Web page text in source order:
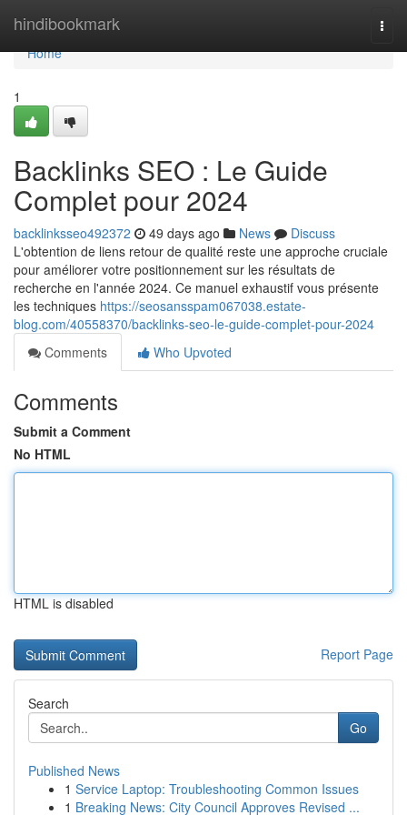
hindibookmark
Home
Home
1
Backlinks SEO : Le Guide
Complet pour 2024
backlinksseo492372 49 days ago News
Discuss
L'obtention de liens retour de qualité reste une approche cruciale
pour améliorer votre positionnement sur les résultats de
recherche en l'année 2024. Ce manuel exhaustif vous présente
les techniques https://seosansspam067038.estate-
blog.com/40558370/backlinks-seo-le-guide-complet-pour-2024
Comments
Who Upvoted
Comments
Submit a Comment
No HTML
HTML is disabled
Report Page
Search
Go
Published News
1 Service Laptop: Troubleshooting Common Issues
1 Breaking News: City Council Approves Revised ...